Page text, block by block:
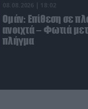
08.08.2026 | 18:02
Ομάν: Επίθεση σε
ανοιχτά – Φωτιά
πλήγμα